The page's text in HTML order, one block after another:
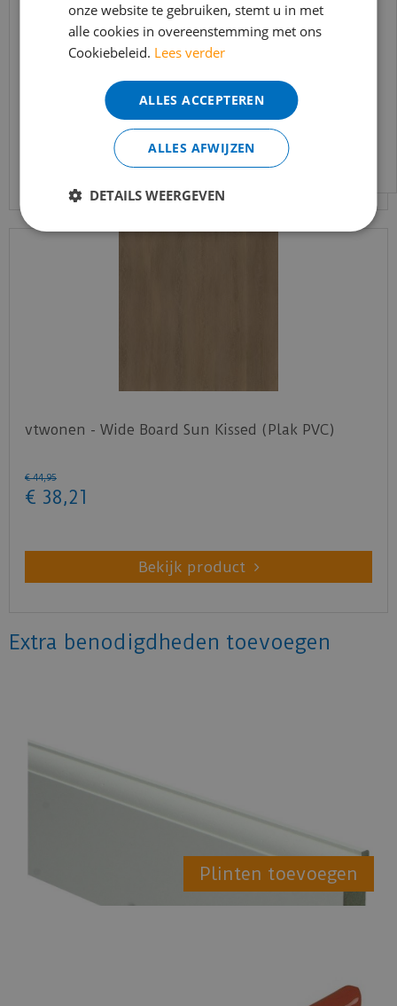
Ambiant - Estino Natural Oak (Plak PVC)
Bekijk product
vtwonen - Wide Board Sun Kissed (Plak PVC)
€ 44,95
€ 38,21
Bekijk product
Extra benodigdheden toevoegen
Plinten toevoegen
bereikbaar.
Bestelling worden uiteraard verwerkt
echter iets minder snel dan wat je van ons
gewend bent.
Voor vragen kan je ons bereiken via
info@merkvloerenwinkel.nl
onze website te gebruiken, stemt u in met
alle cookies in overeenstemming met ons
Cookiebeleid. Lees verder
ALLES ACCEPTEREN
ALLES AFWIJZEN
DETAILS WEERGEVEN